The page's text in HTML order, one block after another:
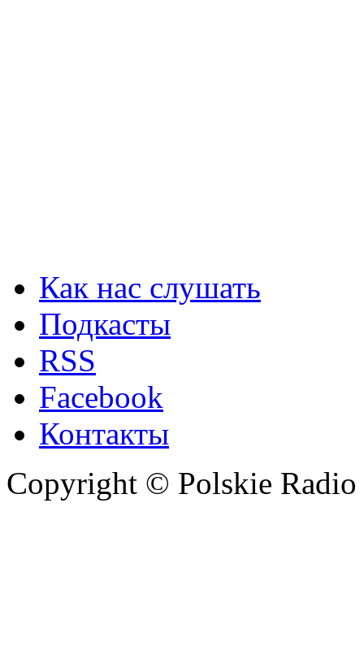
Как нас слушать
Подкасты
RSS
Facebook
Контакты
Copyright © Polskie